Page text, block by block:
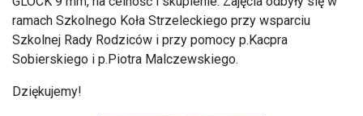
ramach Szkolnego Koła Strzeleckiego przy wsparciu
Szkolnej Rady Rodziców i przy pomocy p.Kacpra
Sobierskiego i p.Piotra Malczewskiego.
Dziękujemy!